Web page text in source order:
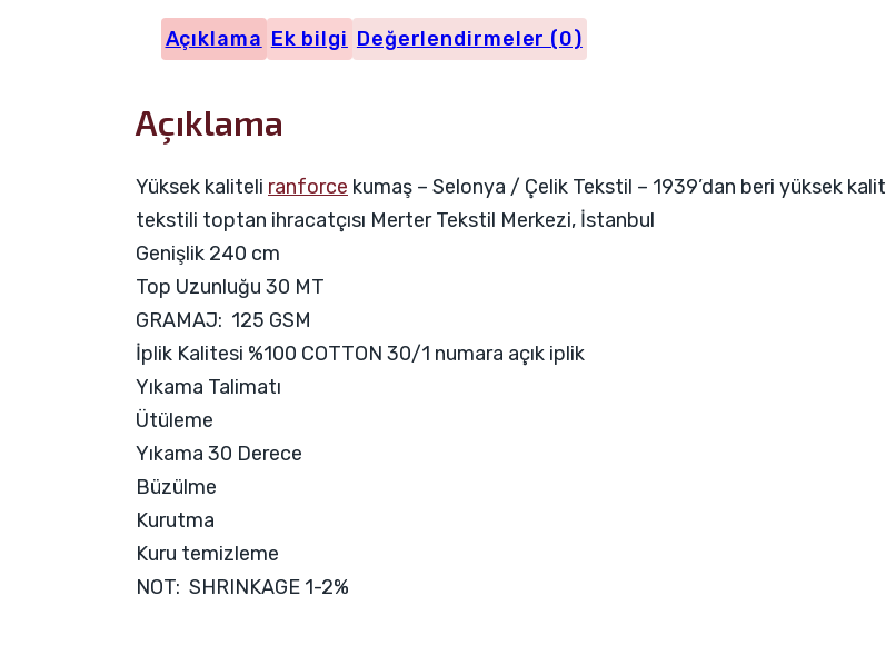
Açıklama Ek bilgi Değerlendirmeler (0)
Açıklama
Yüksek kaliteli ranforce kumaş – Selonya / Çelik Tekstil – 1939’dan beri yüksek
tekstili toptan ihracatçısı Merter Tekstil Merkezi, İstanbul
Genişlik 240 cm
Top Uzunluğu 30 MT
GRAMAJ: 125 GSM
İplik Kalitesi %100 COTTON 30/1 numara açık iplik
Yıkama Talimatı
Ütüleme
Yıkama 30 Derece
Büzülme
Kurutma
Kuru temizleme
NOT: SHRINKAGE 1-2%